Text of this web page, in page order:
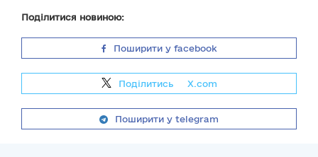
Поділитися новиною:
Поширити у facebook
Поділитись X.com
Поширити у telegram